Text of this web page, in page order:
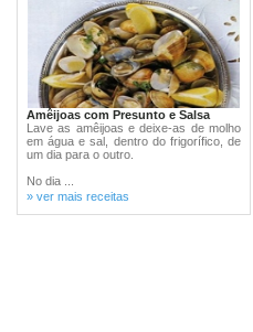
Amêijoas com Presunto e Salsa
Lave as amêijoas e deixe-as de molho
em água e sal, dentro do frigorífico, de
um dia para o outro.
No dia ...
» ver mais receitas